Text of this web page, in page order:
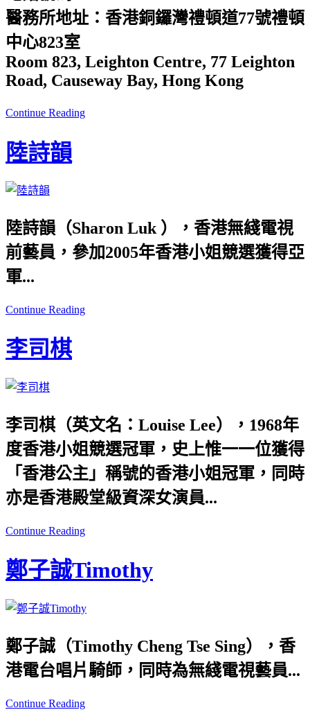
醫務所地址：香港銅鑼灣禮頓道77號禮頓
中心823室
Room 823, Leighton Centre, 77 Leighton
Road, Causeway Bay, Hong Kong
Continue Reading
陸詩韻
陸詩韻（Sharon Luk ），香港無綫電視
前藝員，參加2005年香港小姐競選獲得亞
軍...
Continue Reading
李司棋
李司棋（英文名：Louise Lee），1968年
度香港小姐競選冠軍，史上惟一一位獲得
「香港公主」稱號的香港小姐冠軍，同時
亦是香港殿堂級資深女演員...
Continue Reading
鄭子誠Timothy
鄭子誠（Timothy Cheng Tse Sing），香
港電台唱片騎師，同時為無綫電視藝員...
Continue Reading